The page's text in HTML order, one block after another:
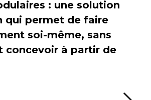
: une solution
qui permet de faire
soi-même, sans
concevoir à partir de